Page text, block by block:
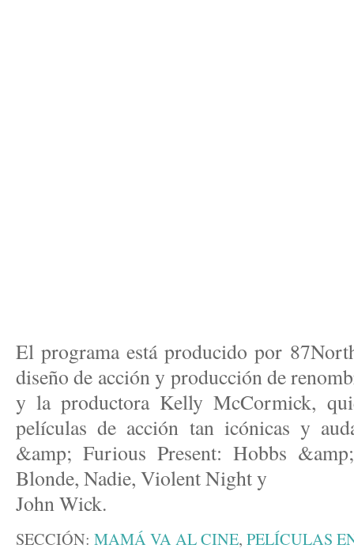
El programa está producido por
diseño de acción y producción de
y la productora Kelly McCormick,
películas de acción tan icónicas y
&amp; Furious Present: Hobbs
Blonde, Nadie, Violent Night y
John Wick.
SECCIÓN: MAMÁ VA AL CINE, PELÍCULAS